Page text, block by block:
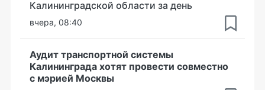
Калининградской области за день
вчера, 08:40
Аудит транспортной системы
Калининграда хотят провести совместно
с мэрией Москвы